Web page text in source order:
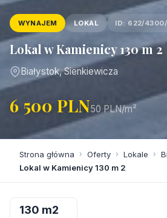
WYNAJEM LOKAL ID: 622/4300/
Lokal w Kamienicy 130 m 2
Białystok, Sienkiewicza
6 500 PLN50 PLN/m²
Strona główna › Oferty › Lokale ›
Lokal w Kamienicy 130 m 2
130 m2